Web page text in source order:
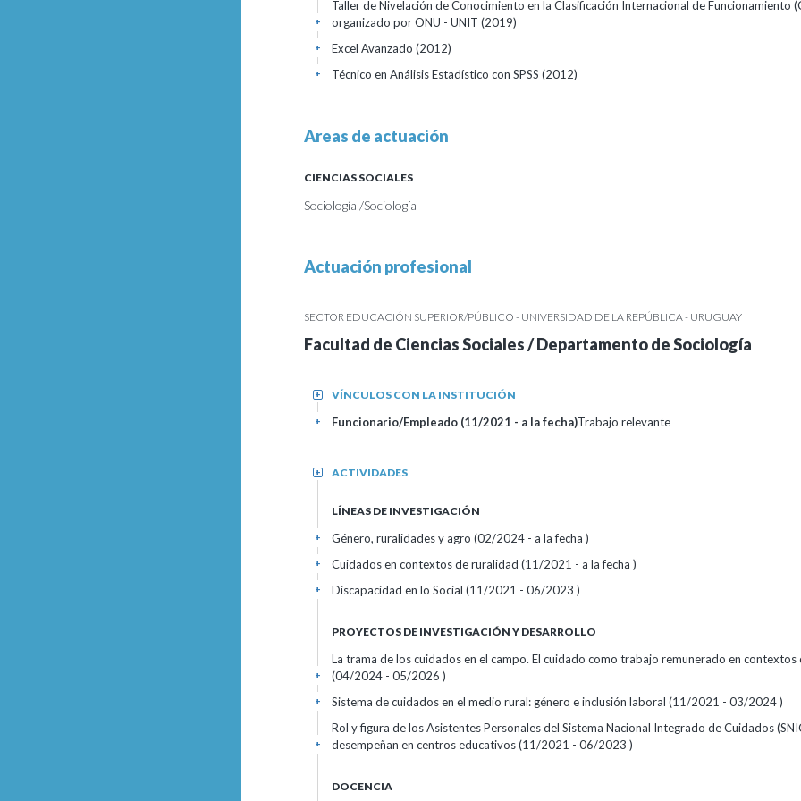
Taller de Nivelación de Conocimiento en la Clasificación Internacional de Funcionamiento
organizado por ONU - UNIT (2019)
+
Excel Avanzado (2012)
+
Técnico en Análisis Estadístico con SPSS (2012)
+
Areas de actuación
CIENCIAS SOCIALES
Sociología /Sociología
Actuación profesional
SECTOR EDUCACIÓN SUPERIOR/PÚBLICO - UNIVERSIDAD DE LA REPÚBLICA - URUGUAY
Facultad de Ciencias Sociales / Departamento de Sociología
VÍNCULOS CON LA INSTITUCIÓN
+
Funcionario/Empleado (11/2021 - a la fecha)Trabajo relevante
+
ACTIVIDADES
+
LÍNEAS DE INVESTIGACIÓN
Género, ruralidades y agro (02/2024 - a la fecha )
+
Cuidados en contextos de ruralidad (11/2021 - a la fecha )
+
Discapacidad en lo Social (11/2021 - 06/2023 )
+
PROYECTOS DE INVESTIGACIÓN Y DESARROLLO
La trama de los cuidados en el campo. El cuidado como trabajo remunerado en
(04/2024 - 05/2026 )
+
Sistema de cuidados en el medio rural: género e inclusión laboral (11/2021 - 03/2024 )
+
Rol y figura de los Asistentes Personales del Sistema Nacional Integrado de Cuidados
desempeñan en centros educativos (11/2021 - 06/2023 )
+
DOCENCIA